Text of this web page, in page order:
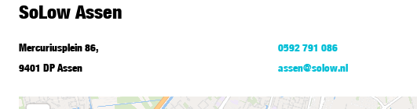
SoLow Assen
Mercuriusplein 86,
9401 DP Assen
0592 791 086
assen@solow.nl